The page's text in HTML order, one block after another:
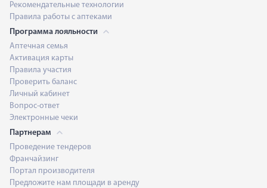
Рекомендательные технологии
Правила работы с аптеками
Программа лояльности
Аптечная семья
Активация карты
Правила участия
Проверить баланс
Личный кабинет
Вопрос-ответ
Электронные чеки
Партнерам
Проведение тендеров
Франчайзинг
Портал производителя
Предложите нам площади в аренду